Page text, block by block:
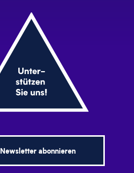
Newsletter abonnieren